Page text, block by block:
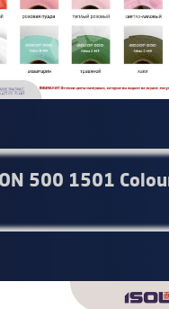
500 1501